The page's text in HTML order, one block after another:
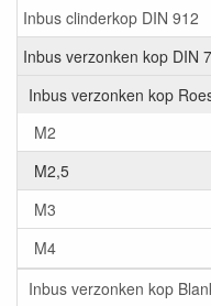
Inbus clinderkop DIN 912
Inbus verzonken kop DIN
Inbus verzonken kop
M2
M2,5
M3
M4
Inbus verzonken kop